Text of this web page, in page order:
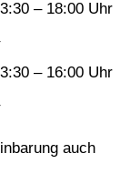
– 18:00 Uhr
– 16:00 Uhr
auch